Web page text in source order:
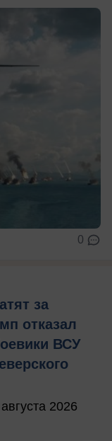
0
за
отказал
ВСУ
2026